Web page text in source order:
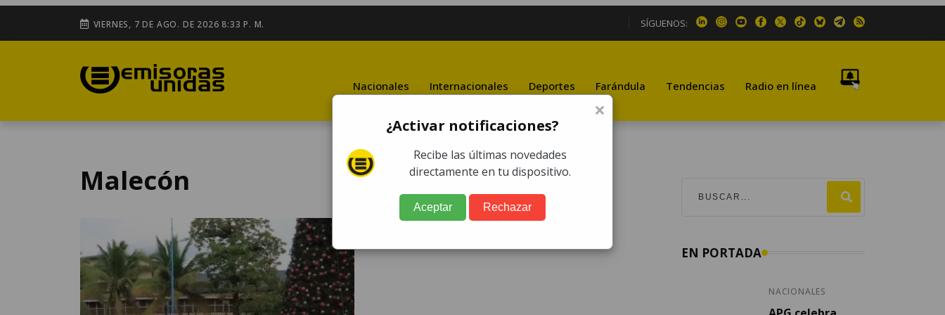
VIERNES, 7 DE AGO. DE 2026 8:33 P. M. SÍGUENOS:
Nacionales Internacionales Deportes Farándula Tendencias Radio en línea
Malecón
EN PORTADA
NACIONALES
×
¿Activar notificaciones?
Recibe las últimas novedades
directamente en tu dispositivo.
Aceptar Rechazar